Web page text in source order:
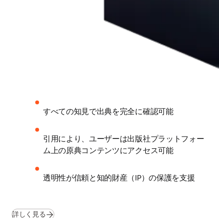
すべての知見で出典を完全に確認可能
引用により、ユーザーは出版社プラットフォー
ム上の原典コンテンツにアクセス可能
透明性が信頼と知的財産（IP）の保護を支援
詳しく見る